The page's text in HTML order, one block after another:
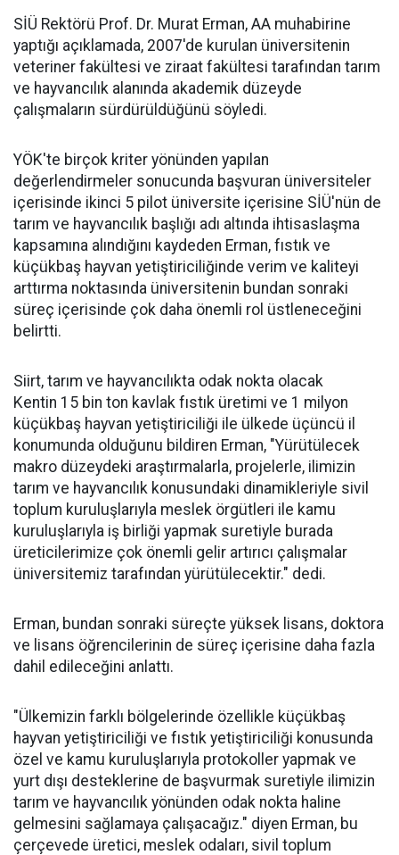
SİÜ Rektörü Prof. Dr. Murat Erman, AA muhabirine
yaptığı açıklamada, 2007'de kurulan üniversitenin
veteriner fakültesi ve ziraat fakültesi tarafından tarım
ve hayvancılık alanında akademik düzeyde
çalışmaların sürdürüldüğünü söyledi.
YÖK'te birçok kriter yönünden yapılan
değerlendirmeler sonucunda başvuran üniversiteler
içerisinde ikinci 5 pilot üniversite içerisine SİÜ'nün de
tarım ve hayvancılık başlığı adı altında ihtisaslaşma
kapsamına alındığını kaydeden Erman, fıstık ve
küçükbaş hayvan yetiştiriciliğinde verim ve kaliteyi
arttırma noktasında üniversitenin bundan sonraki
süreç içerisinde çok daha önemli rol üstleneceğini
belirtti.
Siirt, tarım ve hayvancılıkta odak nokta olacak
Kentin 15 bin ton kavlak fıstık üretimi ve 1 milyon
küçükbaş hayvan yetiştiriciliği ile ülkede üçüncü il
konumunda olduğunu bildiren Erman, "Yürütülecek
makro düzeydeki araştırmalarla, projelerle, ilimizin
tarım ve hayvancılık konusundaki dinamikleriyle sivil
toplum kuruluşlarıyla meslek örgütleri ile kamu
kuruluşlarıyla iş birliği yapmak suretiyle burada
üreticilerimize çok önemli gelir artırıcı çalışmalar
üniversitemiz tarafından yürütülecektir." dedi.
Erman, bundan sonraki süreçte yüksek lisans, doktora
ve lisans öğrencilerinin de süreç içerisine daha fazla
dahil edileceğini anlattı.
"Ülkemizin farklı bölgelerinde özellikle küçükbaş
hayvan yetiştiriciliği ve fıstık yetiştiriciliği konusunda
özel ve kamu kuruluşlarıyla protokoller yapmak ve
yurt dışı desteklerine de başvurmak suretiyle ilimizin
tarım ve hayvancılık yönünden odak nokta haline
gelmesini sağlamaya çalışacağız." diyen Erman, bu
çerçevede üretici, meslek odaları, sivil toplum